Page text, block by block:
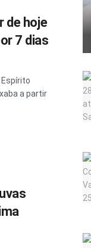
de hoje
7 dias
a partir